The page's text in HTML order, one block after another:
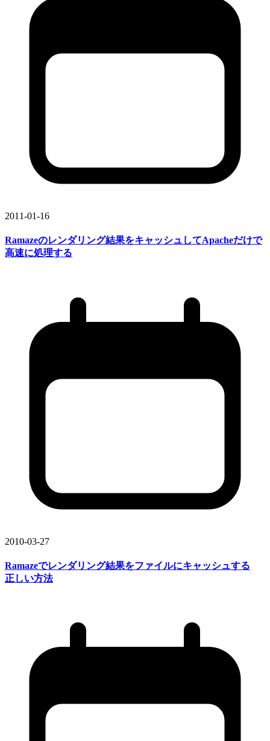
2011-01-16
Ramazeのレンダリング結果をキャッシュしてApacheだけで
高速に処理する
2010-03-27
Ramazeでレンダリング結果をファイルにキャッシュする
正しい方法